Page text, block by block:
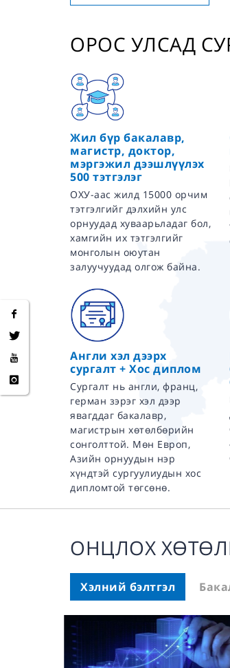
ОРОС УЛСАД
Жил бүр бакалавр,
магистр, доктор,
мэргэжил дээшлүүлэх
500 тэтгэлэг
ОХУ-аас жилд 15000 орчим
тэтгэлгийг дэлхийн улс
орнуудад хуваарьладаг бол,
хамгийн их тэтгэлгийг
монголын оюутан
залуучуудад олгож байна.
Англи хэл дээрх
сургалт + Хос диплом
Сургалт нь англи, франц,
герман зэрэг хэл дээр
явагддаг бакалавр,
магистрын хөтөлбөрийн
сонголттой. Мөн Европ,
Азийн орнуудын нэр
хүндтэй сургуулиудын хос
дипломтой төгсөнө.
ОНЦЛОХ
Хэлний бэлтгэл